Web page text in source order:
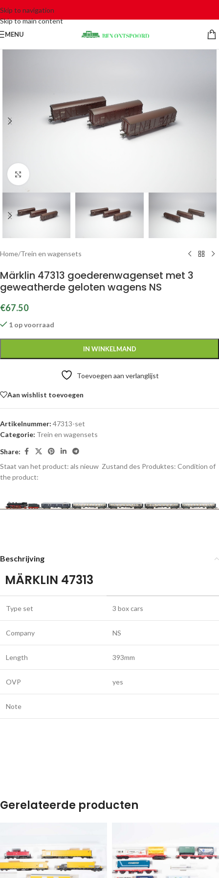
Skip to navigation
Skip to main content
MENU
Click to enlarge
Home/Trein en wagensets
Märklin 47313 goederenwagenset met 3
geweatherde geloten wagens NS
€67.50
1 op voorraad
IN WINKELMAND
Toevoegen aan verlanglijst
Aan wishlist toevoegen
Artikelnummer: 47313-set
Categorie: Trein en wagensets
Share:
Staat van het product: als nieuw Zustand des Produktes: Condition of
the product:
Beschrijving
MÄRKLIN 47313
Type set 3 box cars
Company NS
Length 393mm
OVP yes
Note
Gerelateerde producten